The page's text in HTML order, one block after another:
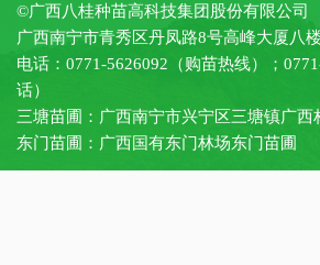
©广西八桂种苗高科技集团股份有限公司
广西南宁市青秀区丹凤路8号高峰大厦八楼
电话：0771-5626092（购苗热线）；
话）
三塘苗圃：广西南宁市兴宁区三塘镇广西
东门苗圃：广西国有东门林场东门苗圃